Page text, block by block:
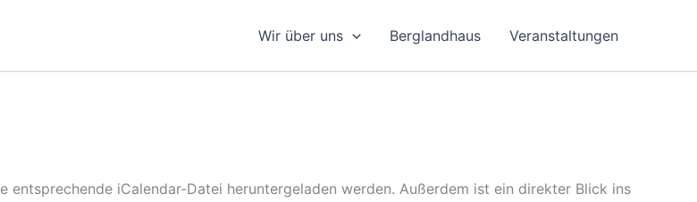
Wir über uns Berglandhaus Veranstaltungen
entsprechende iCalendar-Datei heruntergeladen werden. Außerdem ist ein direkter Blick ins